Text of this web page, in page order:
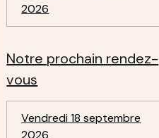
2026
Notre prochain rendez-
vous
Vendredi 18 septembre
2026